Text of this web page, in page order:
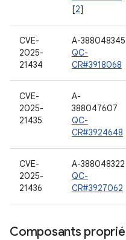
[2]
CVE-
2025-
21434
A-388048345
QC-
CR#3918068
CVE-
2025-
21435
A-
388047607
QC-
CR#3924648
CVE-
2025-
21436
A-388048322
QC-
CR#3927062
Composants